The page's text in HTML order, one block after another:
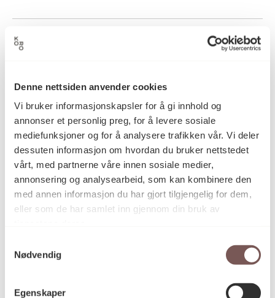
Denne nettsiden anvender cookies
Vi bruker informasjonskapsler for å gi innhold og
annonser et personlig preg, for å levere sosiale
mediefunksjoner og for å analysere trafikken vår. Vi deler
dessuten informasjon om hvordan du bruker nettstedet
vårt, med partnerne våre innen sosiale medier,
annonsering og analysearbeid, som kan kombinere den
med annen informasjon du har gjort tilgjengelig for dem,
eller som de har samlet inn gjennom din bruk av
Nødvendig
Egenskaper
Kunstner
Grafikk
materiale
Mål
Dybde: 0cm